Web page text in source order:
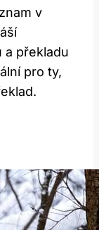
v
a překladu
pro ty,